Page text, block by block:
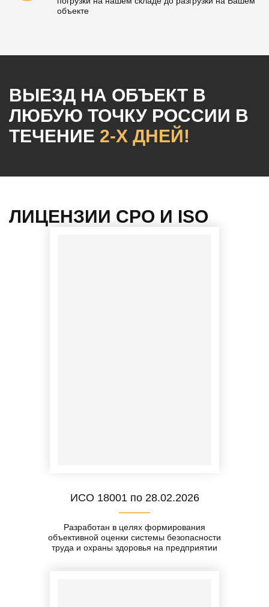
объекте
ВЫЕЗД НА ОБЪЕКТ В
ЛЮБУЮ ТОЧКУ РОССИИ В
ТЕЧЕНИЕ 2-Х ДНЕЙ!
ЛИЦЕНЗИИ СРО И ISO
ИСО 18001 по 28.02.2026
Разработан в целях формирования
объективной оценки системы безопасности
труда и охраны здоровья на предприятии